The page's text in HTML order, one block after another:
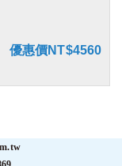
優惠價NT$4560